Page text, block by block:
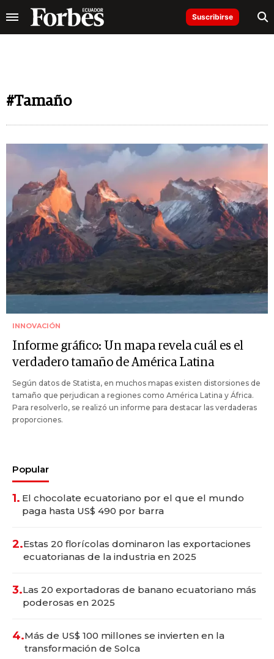
Suscribirse
#Tamaño
INNOVACIÓN
Informe gráfico: Un mapa revela cuál es el
verdadero tamaño de América Latina
Según datos de Statista, en muchos mapas existen distorsiones de
tamaño que perjudican a regiones como América Latina y África.
Para resolverlo, se realizó un informe para destacar las verdaderas
proporciones.
Popular
1. El chocolate ecuatoriano por el que el mundo
paga hasta US$ 490 por barra
2.Estas 20 florícolas dominaron las exportaciones
ecuatorianas de la industria en 2025
3.Las 20 exportadoras de banano ecuatoriano más
poderosas en 2025
4.Más de US$ 100 millones se invierten en la
transformación de Solca